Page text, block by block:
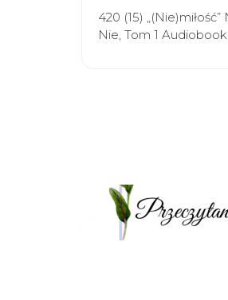
420 (15)
Nie, Tom 1